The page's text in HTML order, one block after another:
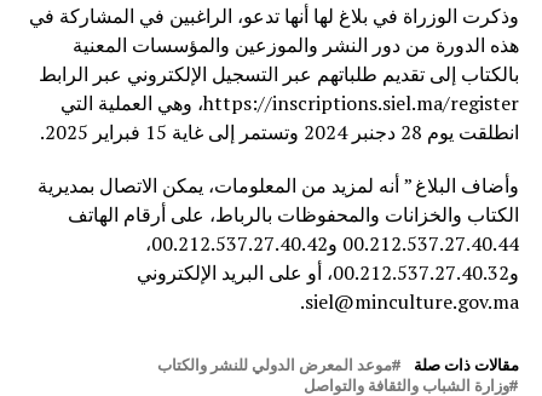
وذكرت الوزراة في بلاغ لها أنها تدعو، الراغبين في المشاركة في
هذه الدورة من دور النشر والموزعين والمؤسسات المعنية
بالكتاب إلى تقديم طلباتهم عبر التسجيل الإلكتروني عبر الرابط
https://inscriptions.siel.ma/register، وهي العملية التي
انطلقت يوم 28 دجنبر 2024 وتستمر إلى غاية 15 فبراير 2025.
وأضاف البلاغ ” أنه لمزيد من المعلومات، يمكن الاتصال بمديرية
الكتاب والخزانات والمحفوظات بالرباط، على أرقام الهاتف
00.212.537.27.40.44 و00.212.537.27.40.42،
و00.212.537.27.40.32، أو على البريد الإلكتروني
siel@minculture.gov.ma.
مقالات ذات صلة
موعد المعرض الدولي للنشر والكتاب
وزارة الشباب والثقافة والتواصل